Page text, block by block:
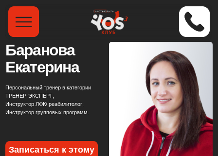
тренеру
Баранова
Екатерина
Персональный тренер в категории
Инструктор ЛФК/ реабилитолог;
Инструктор групповых программ.